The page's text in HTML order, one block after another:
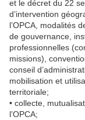
et le décret du 22
d’intervention
l’OPCA, modalités
de gouvernance,
professionnelles
missions),
conseil
mobilisation et
territoriale;
• collecte,
l’OPCA;